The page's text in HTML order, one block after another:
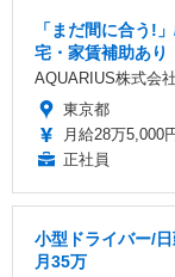
「まだ間に合う!
宅・家賃補助あり
AQUARIUS株式会社
東京都
月給28万5,000
正社員
小型ドライバー/
月35万